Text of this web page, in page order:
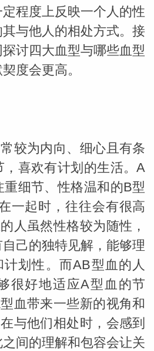
航
程度上反映一个人的性
与他人的相处方式。接
讨四大血型与哪些血型
度会更高。
较为内向、细心且有条
喜欢有计划的生活。A
细节、性格温和的B型
一起时，往往会有很高
人虽然性格较为随性，
己的独特见解，能够理
划性。而AB型血的人
很好地适应A型血的节
血带来一些新的视角和
与他们相处时，会感到
间的理解和包容会让关